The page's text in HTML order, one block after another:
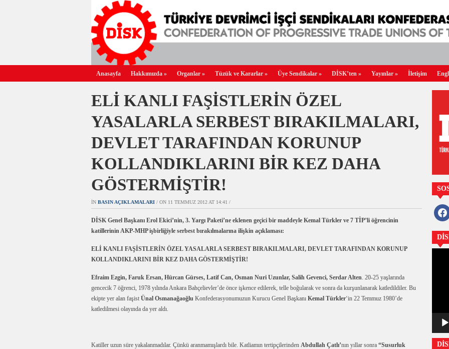
Anasayfa Hakkımızda » Organlar » Tüzük ve Kararlar » Üye Sendikalar » DİSK’ten » Yayınlar » İletişim
ELİ KANLI FAŞİSTLERİN ÖZEL
YASALARLA SERBEST BIRAKILMALARI,
DEVLET TARAFINDAN KORUNUP
KOLLANDIKLARINI BİR KEZ DAHA
GÖSTERMİŞTİR!
IN BASIN AÇIKLAMALARI / ON 11 TEMMUZ 2012 AT 14:41 /
DİSK Genel Başkanı Erol Ekici’nin, 3. Yargı Paketi’ne eklenen geçici bir maddeyle Kemal Türkler ve 7 TİP’li öğrencinin
katillerinin AKP-MHP işbirliğiyle serbest bırakılmalarına ilişkin açıklaması:
ELİ KANLI FAŞİSTLERİN ÖZEL YASALARLA SERBEST BIRAKILMALARI, DEVLET TARAFINDAN KORUNUP
KOLLANDIKLARINI BİR KEZ DAHA GÖSTERMİŞTİR!
Efraim Ezgin, Faruk Ersan, Hürcan Gürses, Latif Can, Osman Nuri Uzunlar, Salih Gevenci, Serdar Alten. 20-25 yaşlarında
gencecik 7 öğrenci, 1978 yılında Ankara Bahçelievler’de önce işkence edilerek, telle boğularak ve sonra da kurşunlanarak katledildiler. Bu
ekipte yer alan faşist Ünal Osmanağaoğlu Konfederasyonumuzun Kurucu Genel Başkanı Kemal Türkler‘in 22 Temmuz 1980’de
katledilmesi olayında da yer aldı.
Katiller uzun süre yakalanmadılar. Çünkü aranmamışlardı bile. Katliamın tertipçilerinden Abdullah Çatlı’nın yıllar sonra “Susurluk